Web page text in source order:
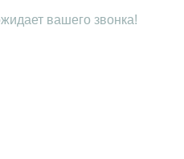
вашего звонка!